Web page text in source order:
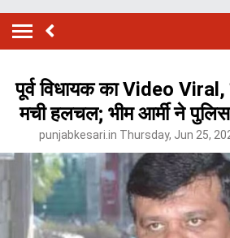
पूर्व विधायक का Video Viral,
मची हलचल; भीम आर्मी ने
punjabkesari.in Thursday, Jun 25,